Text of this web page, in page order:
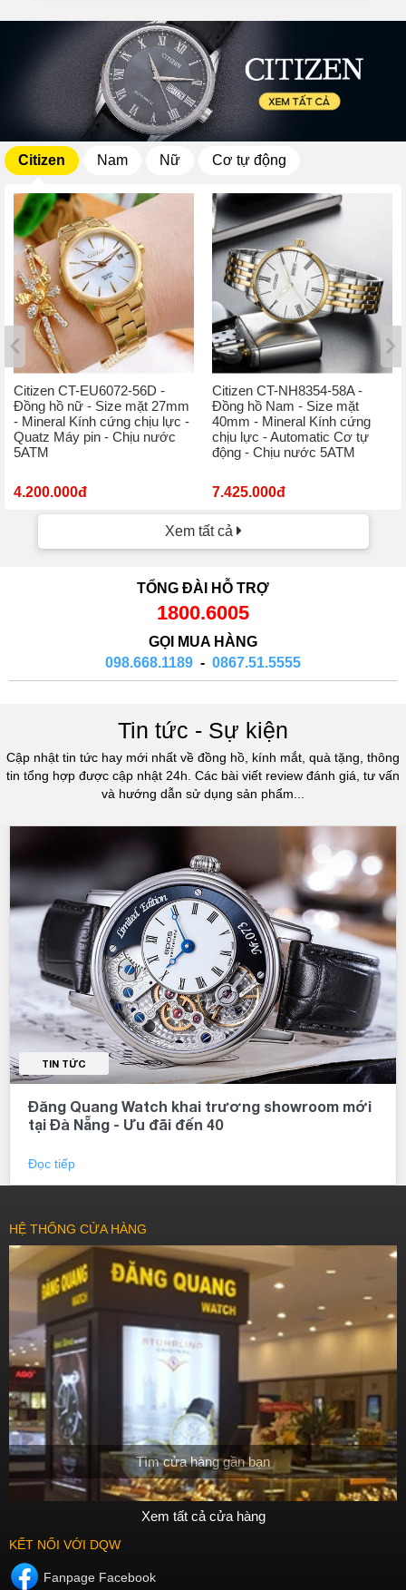
Citizen Nam Nữ Cơ tự động
Citizen CT-EU6072-56D -
Đồng hồ nữ - Size mặt 27mm
- Mineral Kính cứng chịu lực -
Quatz Máy pin - Chịu nước
5ATM
4.200.000đ
Citizen CT-NH8354-58A -
Đồng hồ Nam - Size mặt
40mm - Mineral Kính cứng
chịu lực - Automatic Cơ tự
động - Chịu nước 5ATM
7.425.000đ
Xem tất cả
TỔNG ĐÀI HỖ TRỢ
1800.6005
GỌI MUA HÀNG
098.668.1189 - 0867.51.5555
Tin tức - Sự kiện
Cập nhật tin tức hay mới nhất về đồng hồ, kính mắt, quà tặng, thông
tin tổng hợp được cập nhật 24h. Các bài viết review đánh giá, tư vấn
và hướng dẫn sử dụng sản phẩm...
TIN TỨC
Đăng Quang Watch khai trương showroom mới
tại Đà Nẵng - Ưu đãi đến 40
Đọc tiếp
HỆ THỐNG CỬA HÀNG
Tìm cửa hàng gần bạn
Xem tất cả cửa hàng
KẾT NỐI VỚI DQW
Fanpage Facebook